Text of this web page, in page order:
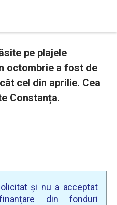
pe plajele
octombrie a fost de
cel din aprilie. Cea
Constanța.
și nu a acceptat
din fonduri